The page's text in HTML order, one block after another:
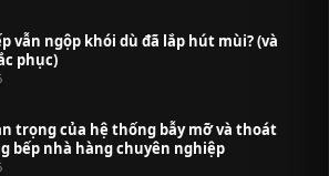
vẫn ngộp khói dù đã lắp hút mùi? (và
phục)
trọng của hệ thống bẫy mỡ và thoát
bếp nhà hàng chuyên nghiệp